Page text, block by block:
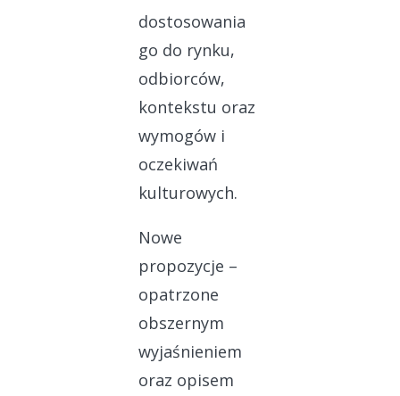
dostosowania
go do rynku,
odbiorców,
kontekstu oraz
wymogów i
oczekiwań
kulturowych.
Nowe
propozycje –
opatrzone
obszernym
wyjaśnieniem
oraz opisem